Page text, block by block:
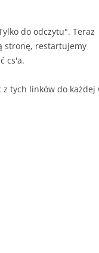
do odczytu". Teraz
stronę, restartujemy
cs'a.
tych linków do każdej